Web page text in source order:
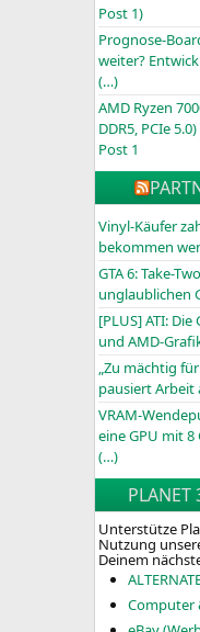
Post 1)
Prognose-
weiter?
(…)
AMD Ryzen
DDR5, PCIe
Post 1
Vinyl-Käufer
bekommen
GTA 6: Take-
unglaublichen
[PLUS] ATI:
und AMD-
„Zu mächtig
pausiert Arbeit
VRAM-
eine GPU mit 8
(…)
PLANET
Unterstütze
Nutzung
Deinem
Computer